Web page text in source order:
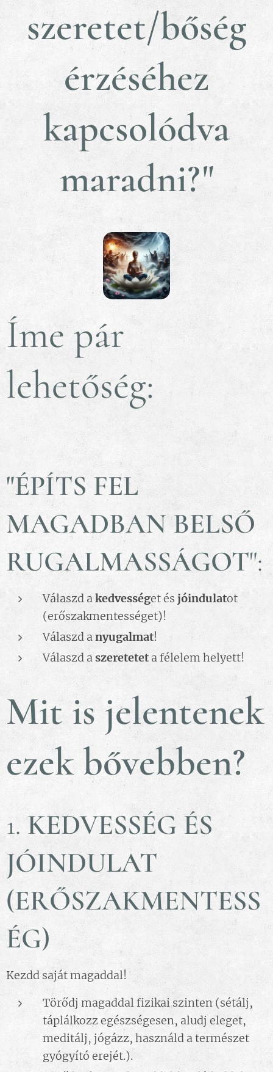
szeretet/bőség
érzéséhez
kapcsolódva
maradni?"
Íme pár
lehetőség:👇🏼
"ÉPÍTS FEL
MAGADBAN BELSŐ
RUGALMASSÁGOT":
Válaszd akedvességet és jóindulatot
(erőszakmentességet)!
Válaszd anyugalmat!
Válaszd a szeretetet a félelem helyett!
Mit is jelentenek
ezek bővebben?
1.KEDVESSÉG ÉS
JÓINDULAT
(ERŐSZAKMENTESS
ÉG)
Kezdd saját magaddal!
Törődj magaddal fizikai szinten (sétálj,
táplálkozz egészségesen, aludj eleget,
meditálj, jógázz, használd a természet
gyógyító erejét.).